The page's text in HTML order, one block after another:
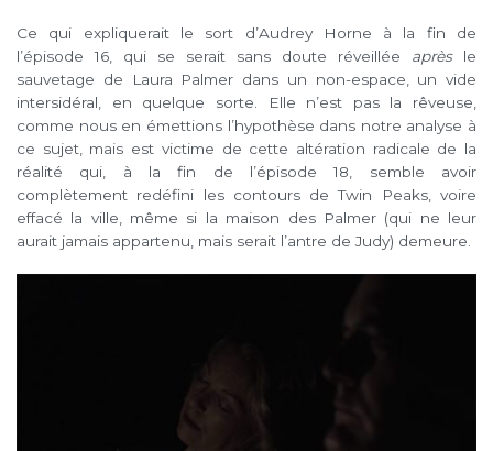
Ce qui expliquerait le sort d’Audrey Horne à la fin de
l’épisode 16, qui se serait sans doute réveillée aprèsle
sauvetage de Laura Palmer dans un non-espace, un vide
intersidéral, en quelque sorte. Elle n’est pas la rêveuse,
comme nous en émettions l’hypothèse dans notre analyse à
ce sujet, mais est victime de cette altération radicale de la
réalité qui, à la fin de l’épisode 18, semble avoir
complètement redéfini les contours de Twin Peaks, voire
effacé la ville, même si la maison des Palmer (qui ne leur
aurait jamais appartenu, mais serait l’antre de Judy) demeure.